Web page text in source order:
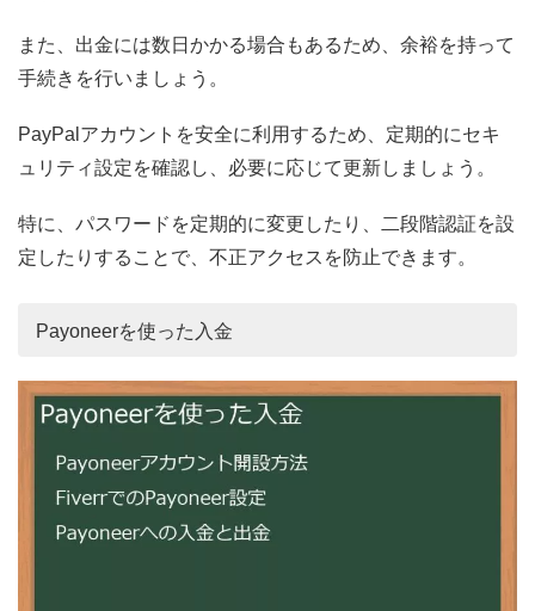
また、出金には数日かかる場合もあるため、余裕を持って
手続きを行いましょう。
PayPalアカウントを安全に利用するため、定期的にセキ
ュリティ設定を確認し、必要に応じて更新しましょう。
特に、パスワードを定期的に変更したり、二段階認証を設
定したりすることで、不正アクセスを防止できます。
Payoneerを使った入金